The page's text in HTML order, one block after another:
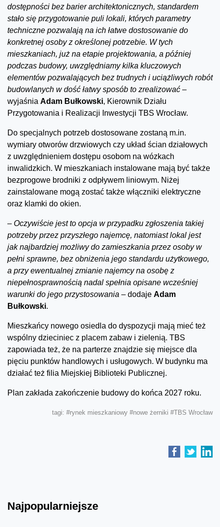
dostępności bez barier architektonicznych, standardem
stało się przygotowanie puli lokali, których parametry
techniczne pozwalają na ich łatwe dostosowanie do
konkretnej osoby z określonej potrzebie. W tych
mieszkaniach, już na etapie projektowania, a później
podczas budowy, uwzględniamy kilka kluczowych
elementów pozwalających bez trudnych i uciążliwych robót
budowlanych w dość łatwy sposób to zrealizować –
wyjaśnia Adam Bułkowski, Kierownik Działu
Przygotowania i Realizacji Inwestycji TBS Wrocław.
Do specjalnych potrzeb dostosowane zostaną m.in.
wymiary otworów drzwiowych czy układ ścian działowych
z uwzględnieniem dostępu osobom na wózkach
inwalidzkich. W mieszkaniach instalowane mają być także
bezprogowe brodniki z odpływem liniowym. Niżej
zainstalowane mogą zostać także włączniki elektryczne
oraz klamki do okien.
– Oczywiście jest to opcja w przypadku zgłoszenia takiej
potrzeby przez przyszłego najemcę, natomiast lokal jest
jak najbardziej możliwy do zamieszkania przez osoby w
pełni sprawne, bez obniżenia jego standardu użytkowego,
a przy ewentualnej zmianie najemcy na osobę z
niepełnosprawnością nadal spełnia opisane wcześniej
warunki do jego przystosowania – dodaje Adam
Bułkowski.
Mieszkańcy nowego osiedla do dyspozycji mają mieć też
wspólny dzieciniec z placem zabaw i zielenią. TBS
zapowiada też, że na parterze znajdzie się miejsce dla
pięciu punktów handlowych i usługowych. W budynku ma
działać też filia Miejskiej Biblioteki Publicznej.
Plan zakłada zakończenie budowy do końca 2027 roku.
tagi: #rynek mieszkaniowy #nowe żerniki #TBS Wrocław
Najpopularniejsze